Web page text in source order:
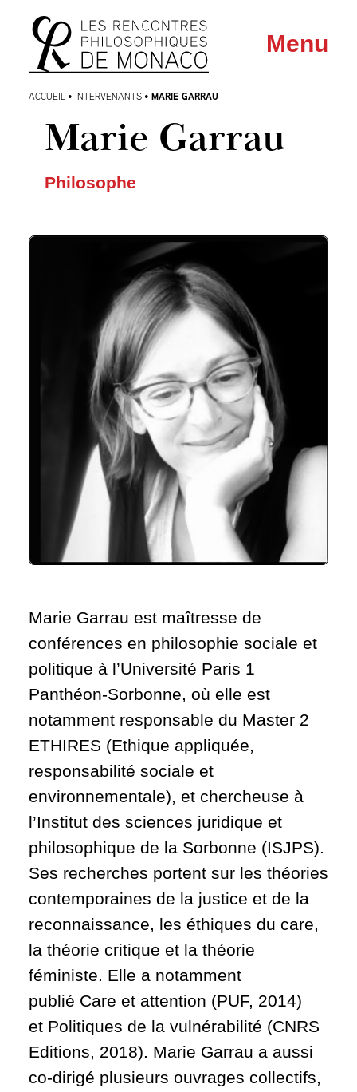
Aller
au
menu
Aller au
contenu
Menu
ACCUEIL • INTERVENANTS • MARIE GARRAU
Marie Garrau
Philosophe
Marie Garrau est maîtresse de
conférences en philosophie sociale et
politique à l’Université Paris 1
Panthéon-Sorbonne, où elle est
notamment responsable du Master 2
ETHIRES (Ethique appliquée,
responsabilité sociale et
environnementale), et chercheuse à
l’Institut des sciences juridique et
philosophique de la Sorbonne (ISJPS).
Ses recherches portent sur les théories
contemporaines de la justice et de la
reconnaissance, les éthiques du care,
la théorie critique et la théorie
féministe. Elle a notamment
publié Care et attention (PUF, 2014)
et Politiques de la vulnérabilité (CNRS
Editions, 2018). Marie Garrau a aussi
co-dirigé plusieurs ouvrages collectifs,